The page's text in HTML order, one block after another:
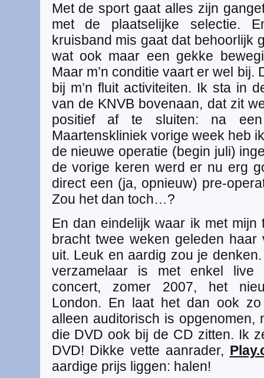
Met de sport gaat alles zijn
met de plaatselijke selectie.
kruisband mis gaat dat behoorlijk
wat ook maar een gekke
Maar m’n conditie vaart er wel bij.
bij m’n fluit activiteiten. Ik sta in
van de KNVB bovenaan, dat zit
positief af te sluiten: na
Maartenskliniek vorige week heb
de nieuwe operatie (begin juli)
de vorige keren werd er nu erg
direct een (ja, opnieuw) pre-
Zou het dan toch…?
En dan eindelijk waar ik met mijn
bracht twee weken geleden haar
uit. Leuk en aardig zou je
verzamelaar is met enkel live
concert, zomer 2007, het
London. En laat het dan ook
alleen auditorisch is opgenomen,
die DVD ook bij de CD zitten. Ik
DVD! Dikke vette aanrader,
aardige prijs liggen: halen!